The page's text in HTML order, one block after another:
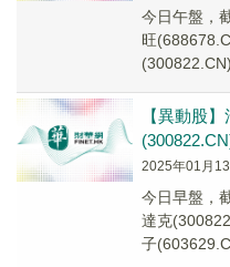
今日午盤，
旺
【異動股
2025年01月
今日早盤，
達克
子